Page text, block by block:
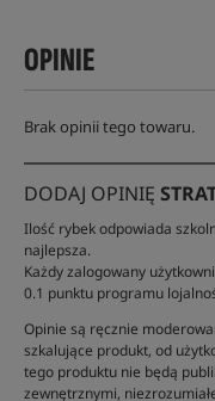
OPINIE
Brak opinii tego towaru.
DODAJ OPINIĘ
Ilość rybek odpowiada
najlepsza.
Każdy zalogowany
0.1 punktu programu
Opinie są ręcznie
szkalujące produkt, od
tego produktu nie będą
zewnętrznymi,